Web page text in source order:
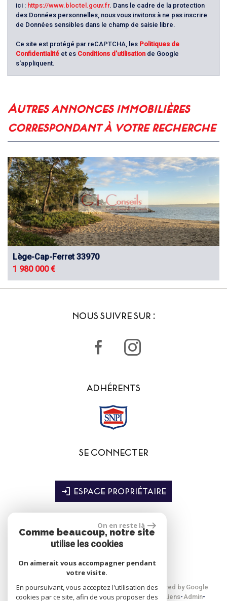
ici : https://www.bloctel.gouv.fr. Dans le cadre de la protection
des Données personnelles, nous vous invitons à ne pas inscrire
de Données sensibles dans le champ de saisie libre.
Ce site est protégé par reCAPTCHA, les Politiques de
Confidentialité et es Conditions d'utilisation de Google
s'appliquent.
autres annonces immobilières
correspondant à votre recherche
Lège-Cap-Ferret 33970
1 980 000 €
NOUS SUIVRE SUR :
ADHÉRENTS
SE CONNECTER
ESPACE PROPRIÉTAIRE
site réalisé par
© 2026 | Tous droits réservés | Traduction powered by Google
Plan du site Mentions légales Nos honoraires Liens Admin
On en reste là
Comme beaucoup, notre site
utilise les cookies
On aimerait vous accompagner pendant
votre visite.
En poursuivant, vous acceptez l'utilisation des
cookies par ce site, afin de vous proposer des